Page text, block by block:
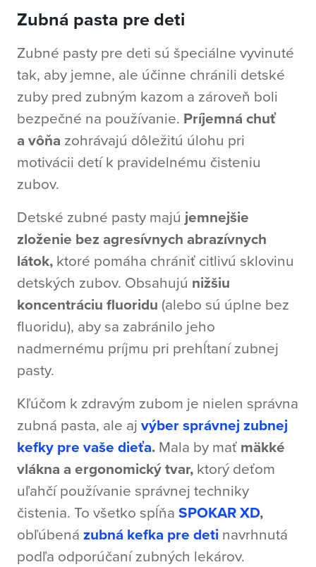
Zubná pasta pre deti
Zubné pasty pre deti sú špeciálne vyvinuté
tak, aby jemne, ale účinne chránili detské
zuby pred zubným kazom a zároveň boli
bezpečné na používanie. Príjemná chuť
a vôňa zohrávajú dôležitú úlohu pri
motivácii detí k pravidelnému čisteniu
zubov.
Detské zubné pasty majú jemnejšie
zloženie bez agresívnych abrazívnych
látok, ktoré pomáha chrániť citlivú sklovinu
detských zubov. Obsahujú nižšiu
koncentráciu fluoridu (alebo sú úplne bez
fluoridu), aby sa zabránilo jeho
nadmernému príjmu pri prehĺtaní zubnej
pasty.
Kľúčom k zdravým zubom je nielen správna
zubná pasta, ale aj výber správnej zubnej
kefky pre vaše dieťa. Mala by mať mäkké
vlákna a ergonomický tvar, ktorý deťom
uľahčí používanie správnej techniky
čistenia. To všetko spĺňa SPOKAR XD,
obľúbená zubná kefka pre deti navrhnutá
podľa odporúčaní zubných lekárov.